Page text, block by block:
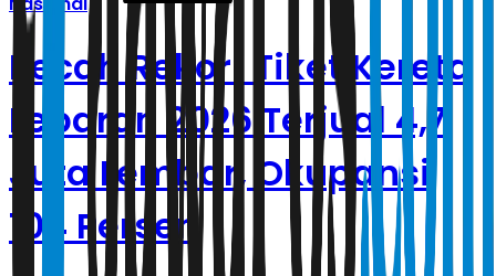
Pecah Rekor! Tiket Kereta
Lebaran 2026 Terjual 4,7
Juta Lembar, Okupansi
104 Persen